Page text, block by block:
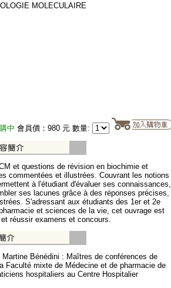
MOLECULAIRE
中 會員價：980 元 數量:
et questions de révision en biochimie et
commentées et illustrées. Couvrant les notions
à l'étudiant d'évaluer ses connaissances,
ses lacunes grâce à des réponses précises,
S'adressant aux étudiants des 1er et 2e
et sciences de la vie, cet ouvrage est
réussir examens et concours.
Bénédini : Maîtres de conférences de
Faculté mixte de Médecine et de pharmacie de
hospitaliers au Centre Hospitalier